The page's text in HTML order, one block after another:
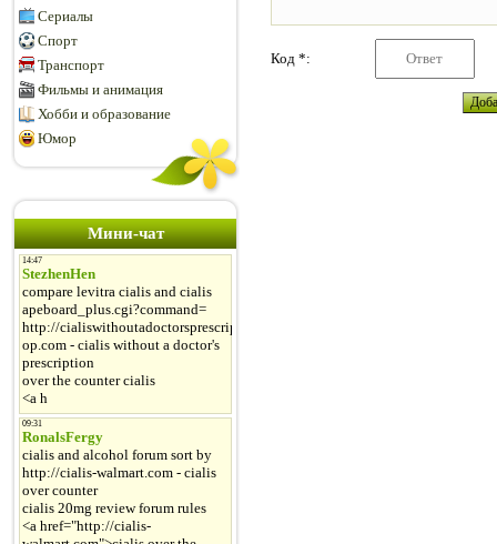
Сериалы
Спорт
Транспорт
Фильмы и анимация
Хобби и образование
Юмор
Мини-чат
Код *: